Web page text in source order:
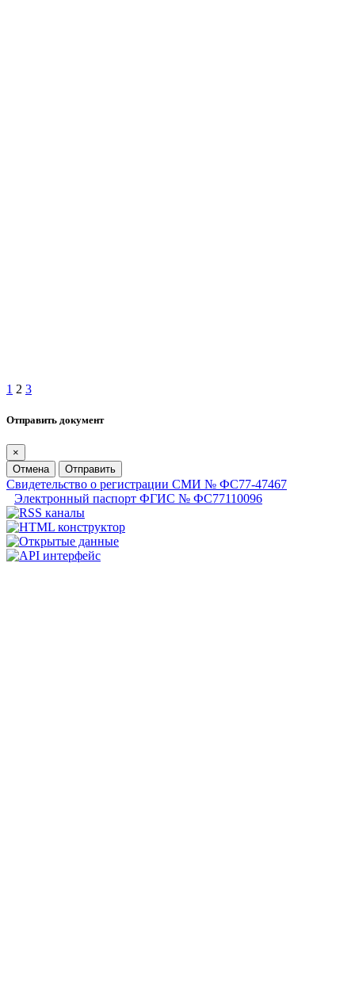
1 2 3
Отправить документ
×
Отмена
Отправить
Свидетельство о регистрации СМИ № ФС77-47467
Электронный паспорт ФГИС № ФС77110096